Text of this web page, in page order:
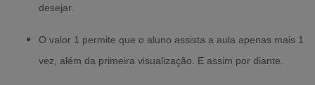
desejar.
O valor 1 permite que o aluno assista a aula apenas mais 1
vez, além da primeira visualização. E assim por diante.